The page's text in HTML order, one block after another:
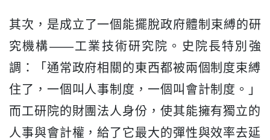
其次，是成立了一個能擺脫政府體制束縛的研
究機構——工業技術研究院。史院長特別強
調：「 通常政府相關的東西都被兩個制度束縛
住了，一個叫人事制度， 一個叫會計制度。」
而工研院的財團法人身份， 使其能擁有獨立的
人事與會計權， 給了它最大的彈性與效率去延